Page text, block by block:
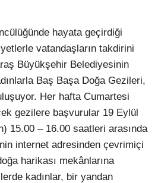
hayata geçirdiği
vatandaşların takdirini
Büyükşehir Belediyesinin
Baş Başa Doğa Gezileri,
Her hafta Cumartesi
gezilere başvurular 19 Eylül
15.00 – 16.00 saatleri arasında
internet adresinden çevrimiçi
harikası mekânlarına
kadınlar, bir yandan